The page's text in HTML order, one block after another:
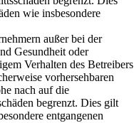
wie insbesondere
außer bei der
Gesundheit oder
Verhalten des Betreibers
vorhersehbaren
nach auf die
begrenzt. Dies gilt
entgangenen